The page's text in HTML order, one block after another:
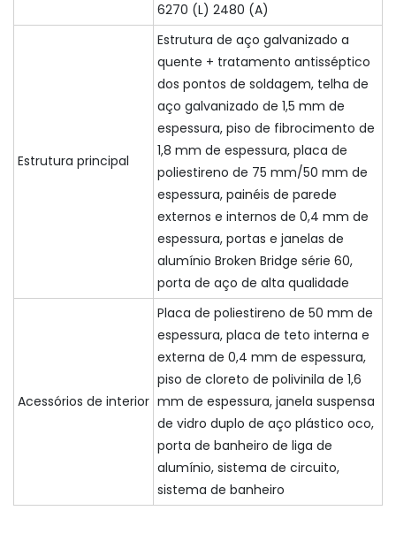
6270 (L) 2480 (A)
Estrutura principal
Estrutura de aço galvanizado a
quente + tratamento antisséptico
dos pontos de soldagem, telha de
aço galvanizado de 1,5 mm de
espessura, piso de fibrocimento de
1,8 mm de espessura, placa de
poliestireno de 75 mm/50 mm de
espessura, painéis de parede
externos e internos de 0,4 mm de
espessura, portas e janelas de
alumínio Broken Bridge série 60,
porta de aço de alta qualidade
Acessórios de interior
Placa de poliestireno de 50 mm de
espessura, placa de teto interna e
externa de 0,4 mm de espessura,
piso de cloreto de polivinila de 1,6
mm de espessura, janela suspensa
de vidro duplo de aço plástico oco,
porta de banheiro de liga de
alumínio, sistema de circuito,
sistema de banheiro